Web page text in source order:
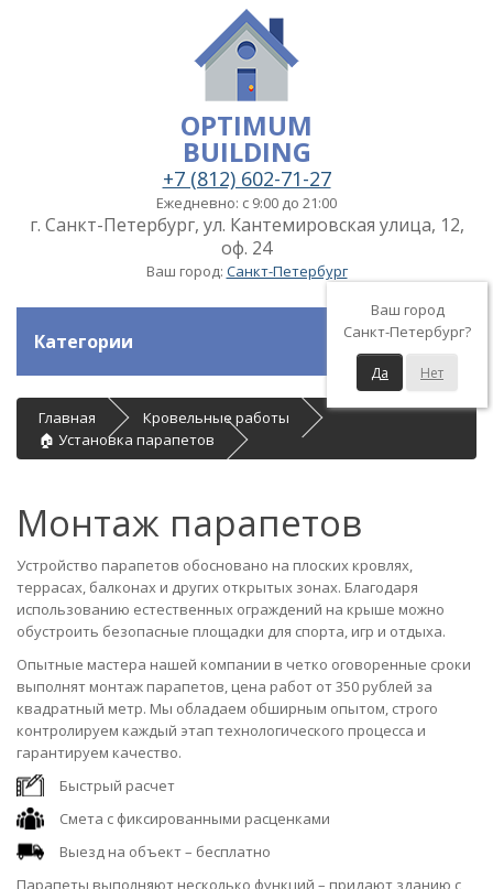
OPTIMUM
BUILDING
+7 (812) 602-71-27
Ежедневно: с 9:00 до 21:00
г. Санкт-Петербург, ул. Кантемировская улица, 12,
оф. 24
Ваш город: Санкт-Петербург
Ваш город
Санкт-Петербург?
Да Нет
Категории
Главная
Кровельные работы
🏠 Установка парапетов
Монтаж парапетов
Устройство парапетов обосновано на плоских кровлях,
террасах, балконах и других открытых зонах. Благодаря
использованию естественных ограждений на крыше можно
обустроить безопасные площадки для спорта, игр и отдыха.
Опытные мастера нашей компании в четко оговоренные сроки
выполнят монтаж парапетов, цена работ от 350 рублей за
квадратный метр. Мы обладаем обширным опытом, строго
контролируем каждый этап технологического процесса и
гарантируем качество.
Быстрый расчет
Смета с фиксированными расценками
Выезд на объект – бесплатно
Парапеты выполняют несколько функций – придают зданию с